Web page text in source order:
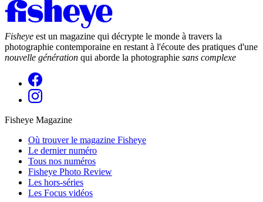
Fisheye est un magazine qui décrypte le monde à travers la
photographie contemporaine en restant à l'écoute des pratiques d'une
nouvelle génération qui aborde la photographie sans complexe
Fisheye Magazine
Où trouver le magazine Fisheye
Le dernier numéro
Tous nos numéros
Fisheye Photo Review
Les hors-séries
Les Focus vidéos